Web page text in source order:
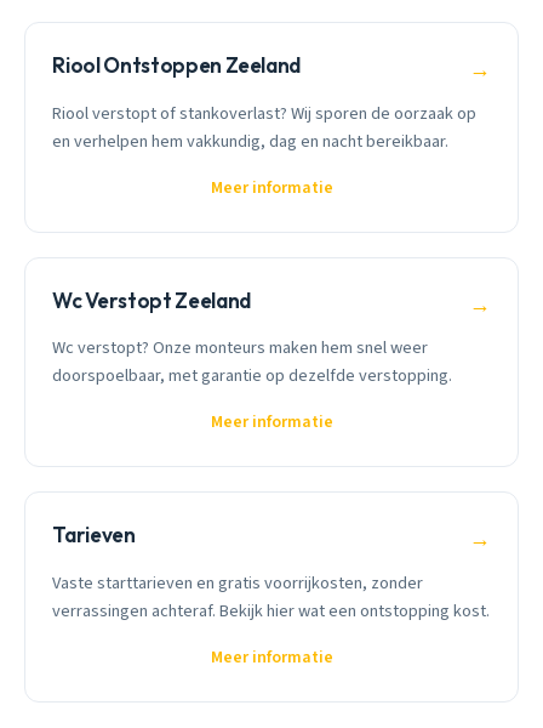
Riool Ontstoppen Zeeland →
Riool verstopt of stankoverlast? Wij sporen de oorzaak op
en verhelpen hem vakkundig, dag en nacht bereikbaar.
Meer informatie
Wc Verstopt Zeeland →
Wc verstopt? Onze monteurs maken hem snel weer
doorspoelbaar, met garantie op dezelfde verstopping.
Meer informatie
Tarieven →
Vaste starttarieven en gratis voorrijkosten, zonder
verrassingen achteraf. Bekijk hier wat een ontstopping kost.
Meer informatie